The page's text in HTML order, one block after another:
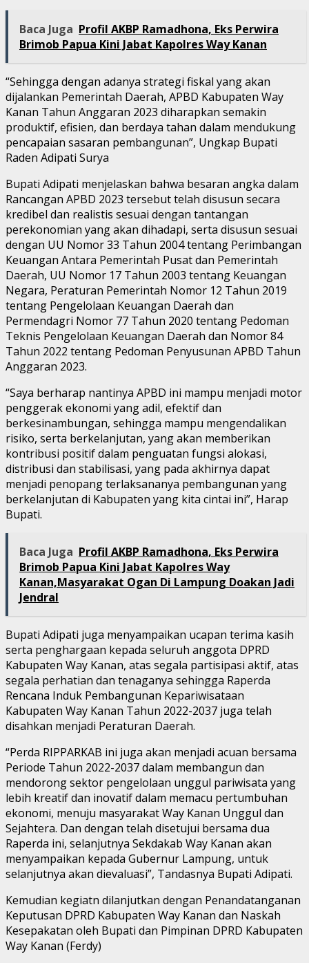
Baca Juga Profil AKBP Ramadhona, Eks Perwira
Brimob Papua Kini Jabat Kapolres Way Kanan
“Sehingga dengan adanya strategi fiskal yang akan
dijalankan Pemerintah Daerah, APBD Kabupaten Way
Kanan Tahun Anggaran 2023 diharapkan semakin
produktif, efisien, dan berdaya tahan dalam mendukung
pencapaian sasaran pembangunan”, Ungkap Bupati
Raden Adipati Surya
Bupati Adipati menjelaskan bahwa besaran angka dalam
Rancangan APBD 2023 tersebut telah disusun secara
kredibel dan realistis sesuai dengan tantangan
perekonomian yang akan dihadapi, serta disusun sesuai
dengan UU Nomor 33 Tahun 2004 tentang Perimbangan
Keuangan Antara Pemerintah Pusat dan Pemerintah
Daerah, UU Nomor 17 Tahun 2003 tentang Keuangan
Negara, Peraturan Pemerintah Nomor 12 Tahun 2019
tentang Pengelolaan Keuangan Daerah dan
Permendagri Nomor 77 Tahun 2020 tentang Pedoman
Teknis Pengelolaan Keuangan Daerah dan Nomor 84
Tahun 2022 tentang Pedoman Penyusunan APBD Tahun
Anggaran 2023.
“Saya berharap nantinya APBD ini mampu menjadi motor
penggerak ekonomi yang adil, efektif dan
berkesinambungan, sehingga mampu mengendalikan
risiko, serta berkelanjutan, yang akan memberikan
kontribusi positif dalam penguatan fungsi alokasi,
distribusi dan stabilisasi, yang pada akhirnya dapat
menjadi penopang terlaksananya pembangunan yang
berkelanjutan di Kabupaten yang kita cintai ini”, Harap
Bupati.
Baca Juga Profil AKBP Ramadhona, Eks Perwira
Brimob Papua Kini Jabat Kapolres Way
Kanan,Masyarakat Ogan Di Lampung Doakan Jadi
Jendral
Bupati Adipati juga menyampaikan ucapan terima kasih
serta penghargaan kepada seluruh anggota DPRD
Kabupaten Way Kanan, atas segala partisipasi aktif, atas
segala perhatian dan tenaganya sehingga Raperda
Rencana Induk Pembangunan Kepariwisataan
Kabupaten Way Kanan Tahun 2022-2037 juga telah
disahkan menjadi Peraturan Daerah.
“Perda RIPPARKAB ini juga akan menjadi acuan bersama
Periode Tahun 2022-2037 dalam membangun dan
mendorong sektor pengelolaan unggul pariwisata yang
lebih kreatif dan inovatif dalam memacu pertumbuhan
ekonomi, menuju masyarakat Way Kanan Unggul dan
Sejahtera. Dan dengan telah disetujui bersama dua
Raperda ini, selanjutnya Sekdakab Way Kanan akan
menyampaikan kepada Gubernur Lampung, untuk
selanjutnya akan dievaluasi”, Tandasnya Bupati Adipati.
Kemudian kegiatn dilanjutkan dengan Penandatanganan
Keputusan DPRD Kabupaten Way Kanan dan Naskah
Kesepakatan oleh Bupati dan Pimpinan DPRD Kabupaten
Way Kanan (Ferdy)